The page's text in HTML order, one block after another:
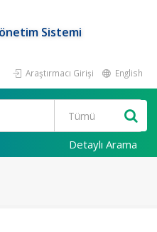
Sistemi
Araştırmacı Girişi English
Detaylı Arama